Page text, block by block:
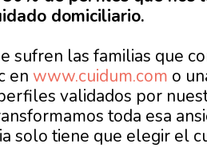
domiciliario.
sufren las familias que
en www.cuidum.com o
validados por
toda esa
solo tiene que elegir el